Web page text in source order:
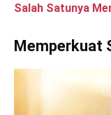
Salah Satunya
Memperkuat